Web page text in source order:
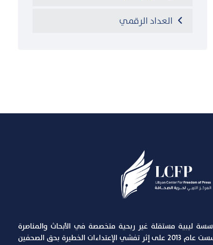
العداد الرقمي
ليبية مستقلة غير ربحية متخصصة في الأبحاث والمناصرة
لقضايا حرية التعبير والصحافة, تأسست عام 2013 على إثر تفشي الإعتداءات الخطيرة بحق الصحفين